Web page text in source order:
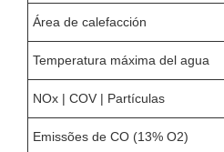
Área de calefacción
Temperatura máxima del agua
NOx | COV | Partículas
Emissões de CO (13% O2)